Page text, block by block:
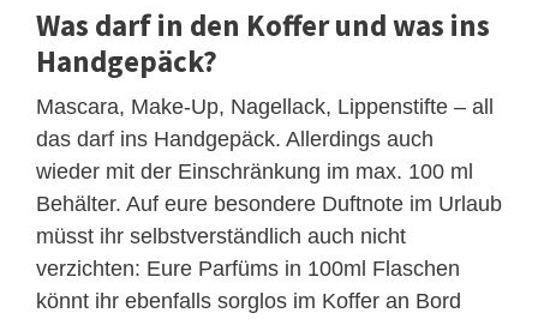
Was darf in den Koffer und was ins
Handgepäck?
Mascara, Make-Up, Nagellack, Lippenstifte – all
das darf ins Handgepäck. Allerdings auch
wieder mit der Einschränkung im max. 100 ml
Behälter. Auf eure besondere Duftnote im Urlaub
müsst ihr selbstverständlich auch nicht
verzichten: Eure Parfüms in 100ml Flaschen
könnt ihr ebenfalls sorglos im Koffer an Bord